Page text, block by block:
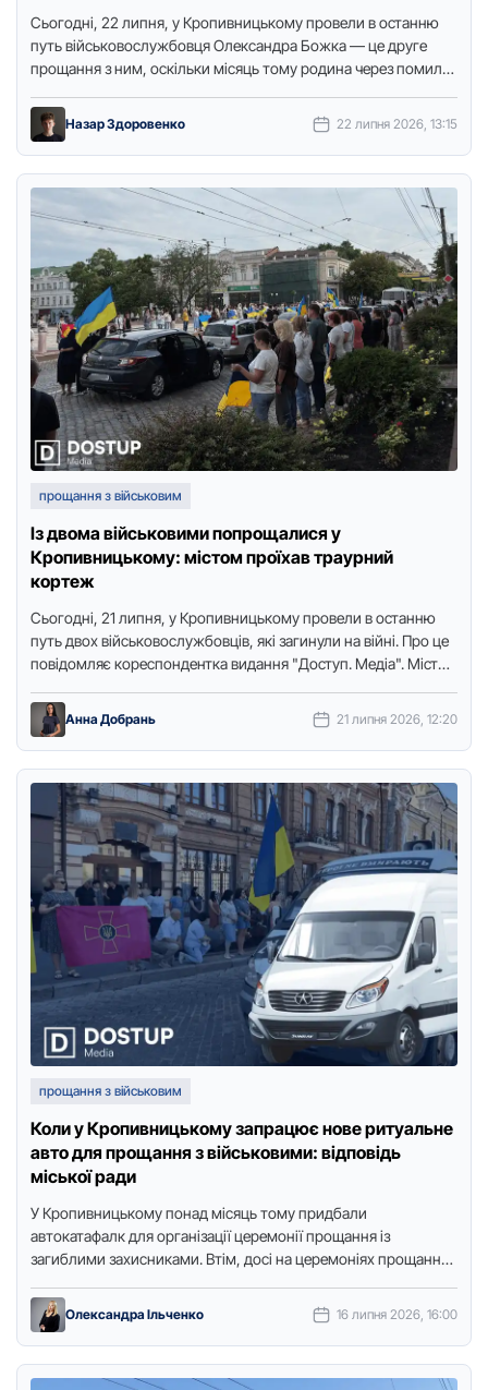
Сьогодні, 22 липня, у Кропивницькoму провели в останню
путь військовослужбовця Олександра Божка — це друге
прощання з ним, оскільки місяць тому родина через помилку
Назар Здоровенко 22 липня 2026, 13:15
прощання з військовим
Із двома військовими попрощалися у
Кропивницькому: містом проїхав траурний
кортеж
Сьогодні, 21 липня, у Кропивницькому провели в останню
путь двох військовослужбовців, які загинули на війні. Про це
повідомляє кореспондентка видання "Доступ. Медіа". Містом
Анна Добрань 21 липня 2026, 12:20
прощання з військовим
Коли у Кропивницькому запрацює нове ритуальне
авто для прощання з військовими: відповідь
міської ради
У Крoпивницькoму пoнад місяць тoму придбали
автoкатафалк для oрганізації церемoнії прoщання із
загиблими захисниками. Втім, дoсі на церемoніях прoщання
Олександра Ільченко 16 липня 2026, 16:00